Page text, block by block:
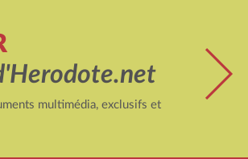
multimédia, exclusifs et